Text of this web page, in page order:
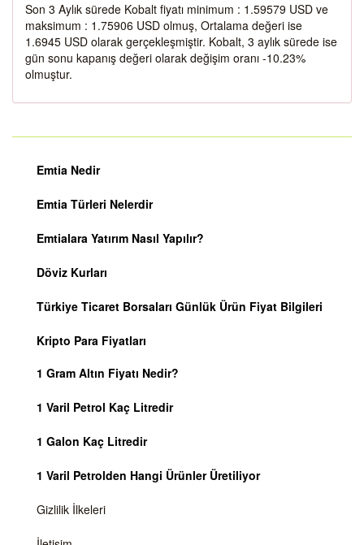
Son 3 Aylık sürede Kobalt fiyatı minimum : 1.59579 USD ve
maksimum : 1.75906 USD olmuş, Ortalama değeri ise
1.6945 USD olarak gerçekleşmiştir. Kobalt, 3 aylık sürede ise
gün sonu kapanış değeri olarak değişim oranı -10.23%
olmuştur.
Emtia Nedir
Emtia Türleri Nelerdir
Emtialara Yatırım Nasıl Yapılır?
Döviz Kurları
Türkiye Ticaret Borsaları Günlük Ürün Fiyat Bilgileri
Kripto Para Fiyatları
1 Gram Altın Fiyatı Nedir?
1 Varil Petrol Kaç Litredir
1 Galon Kaç Litredir
1 Varil Petrolden Hangi Ürünler Üretiliyor
Gizlilik İlkeleri